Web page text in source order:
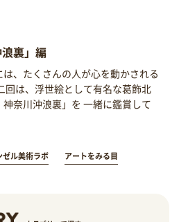
裏」編
、たくさんの人が心を動かされる
回は、浮世絵として有名な葛飾北
奈川沖浪裏」を 一緒に鑑賞して
ゼル美術ラボ アートをみる目